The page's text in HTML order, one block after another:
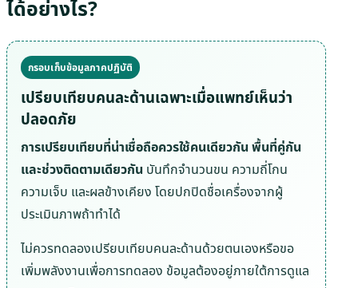
ได้อย่างไร?
กรอบเก็บข้อมูลภาคปฏิบัติ
เปรียบเทียบคนละด้านเฉพาะเมื่อแพทย์เห็นว่า
ปลอดภัย
การเปรียบเทียบที่น่าเชื่อถือควรใช้คนเดียวกัน พื้นที่คู่กัน
และช่วงติดตามเดียวกัน บันทึกจำนวนขน ความถี่โกน
ความเจ็บ และผลข้างเคียง โดยปกปิดชื่อเครื่องจากผู้
ประเมินภาพถ้าทำได้
ไม่ควรทดลองเปรียบเทียบคนละด้านด้วยตนเองหรือขอ
เพิ่มพลังงานเพื่อการทดลอง ข้อมูลต้องอยู่ภายใต้การดูแล